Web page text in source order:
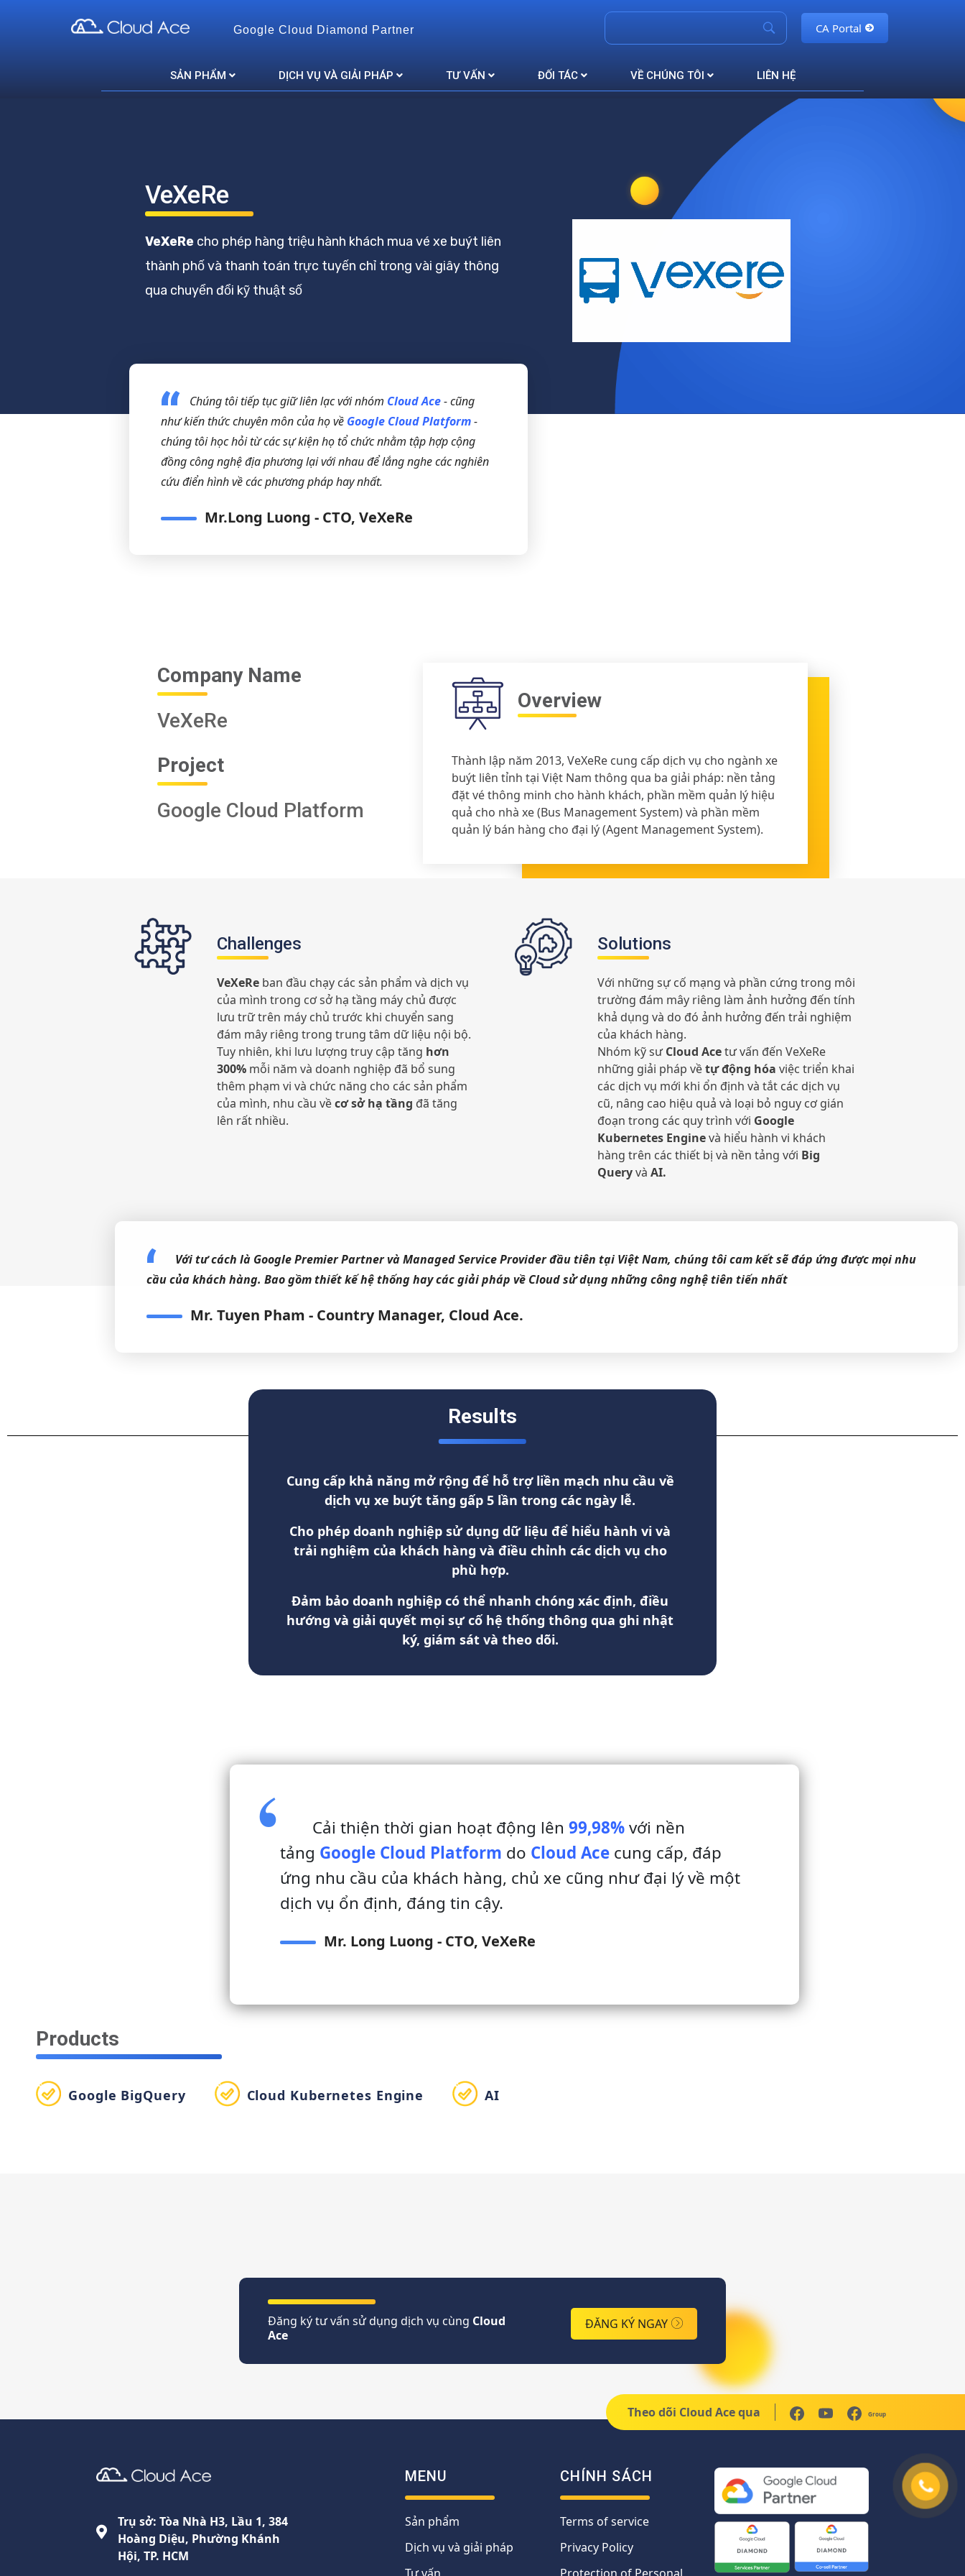
Google Cloud Diamond Partner CA Portal
SẢN PHẨM DỊCH VỤ VÀ GIẢI PHÁP TƯ VẤN ĐỐI TÁC VỀ CHÚNG TÔI LIÊN HỆ
VeXeRe
VeXeRecho phép hàng triệu hành khách mua vé xe buýt liên
thành phố và thanh toán trực tuyến chỉ trong vài giây thông
qua chuyển đổi kỹ thuật số
Chúng tôi tiếp tục giữ liên lạc với nhóm Cloud Ace - cũng
như kiến ​​thức chuyên môn của họ về Google Cloud Platform -
chúng tôi học hỏi từ các sự kiện họ tổ chức nhằm tập hợp cộng
đồng công nghệ địa phương lại với nhau để lắng nghe các nghiên
cứu điển hình về các phương pháp hay nhất.
Mr.Long Luong - CTO, VeXeRe
Company Name
VeXeRe
Project
Google Cloud Platform
Overview
Thành lập năm 2013, VeXeRe cung cấp dịch vụ cho ngành xe
buýt liên tỉnh tại Việt Nam thông qua ba giải pháp: nền tảng
đặt vé thông minh cho hành khách, phần mềm quản lý hiệu
quả cho nhà xe (Bus Management System) và phần mềm
quản lý bán hàng cho đại lý (Agent Management System).
Challenges
VeXeRe ban đầu chạy các sản phẩm và dịch vụ
của mình trong cơ sở hạ tầng máy chủ được
lưu trữ trên máy chủ trước khi chuyển sang
đám mây riêng trong trung tâm dữ liệu nội bộ.
Tuy nhiên, khi lưu lượng truy cập tăng hơn
300% mỗi năm và doanh nghiệp đã bổ sung
thêm phạm vi và chức năng cho các sản phẩm
của mình, nhu cầu vềcơ sở hạ tầng đã tăng
lên rất nhiều.
Solutions
Với những sự cố mạng và phần cứng trong môi
trường đám mây riêng làm ảnh hưởng đến tính
khả dụng và do đó ảnh hưởng đến trải nghiệm
của khách hàng.
Nhóm kỹ sưCloud Acetư vấn đến VeXeRe
những giải pháp vềtự động hóa việc triển khai
các dịch vụ mới khi ổn định và tắt các dịch vụ
cũ, nâng cao hiệu quả và loại bỏ nguy cơ gián
đoạn trong các quy trình với Google
Kubernetes Enginevà hiểu hành vi khách
hàng trên các thiết bị và nền tảng với Big
Queryvà AI.
Với tư cách là Google Premier PartnervàManaged Service Providerđầu tiên tại Việt Nam, chúng tôi cam kết sẽ đáp ứng được mọi nhu
cầu của khách hàng. Bao gồm thiết kế hệ thống hay các giải pháp về Cloud sử dụng những công nghệ tiên tiến nhất
Mr. Tuyen Pham - Country Manager, Cloud Ace.
Results
Cung cấp khả năng mở rộng để hỗ trợ liền mạch nhu cầu về
dịch vụ xe buýt tăng gấp 5 lần trong các ngày lễ.
Cho phép doanh nghiệp sử dụng dữ liệu để hiểu hành vi và
trải nghiệm của khách hàng và điều chỉnh các dịch vụ cho
phù hợp.
Đảm bảo doanh nghiệp có thể nhanh chóng xác định, điều
hướng và giải quyết mọi sự cố hệ thống thông qua ghi nhật
ký, giám sát và theo dõi.
Cải thiện thời gian hoạt động lên 99,98%với nền
tảng Google Cloud Platform do Cloud Ace cung cấp, đáp
ứng nhu cầu của khách hàng, chủ xe cũng như đại lý về một
dịch vụ ổn định, đáng tin cậy.
Mr. Long Luong - CTO, VeXeRe
Products
Google BigQuery Cloud Kubernetes Engine AI
Đăng ký tư vấn sử dụng dịch vụ cùng Cloud
Ace
ĐĂNG KÝ NGAY
Theo dõi Cloud Ace qua Group
Trụ sở: Tòa Nhà H3, Lầu 1, 384
Hoàng Diệu, Phường Khánh
Hội, TP. HCM
MENU
Sản phẩm
Dịch vụ và giải pháp
CHÍNH SÁCH
Terms of service
Privacy Policy